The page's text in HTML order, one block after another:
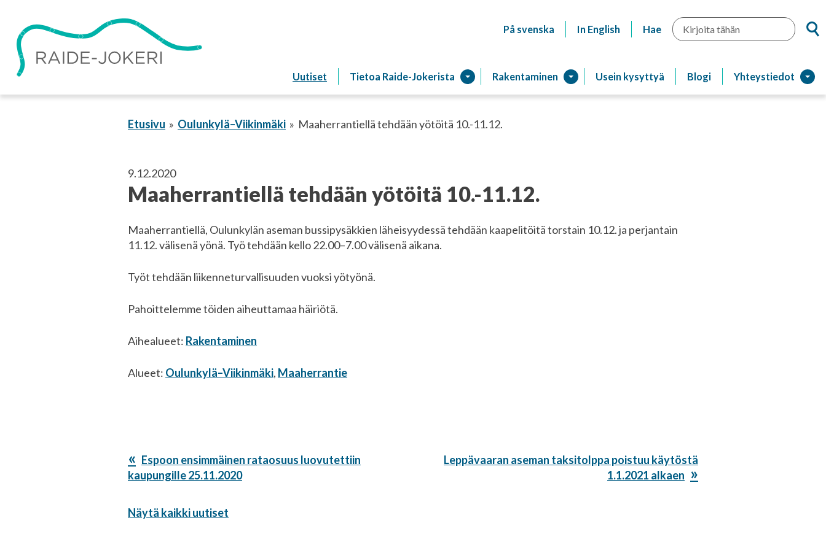
sisältöön
På svenska In English Hae Hae
Uutiset Tietoa Raide-Jokerista Raitiotien
Rakentaminen Usein kysyttyä Blogi Yhteystiedot
Etusivu Oulunkylä–Viikinmäki Maaherrantiellä tehdään yötöitä 10.-11.12.
9.12.2020
Maaherrantiellä tehdään yötöitä 10.-11.12.
Maaherrantiellä, Oulunkylän aseman bussipysäkkien läheisyydessä tehdään kaapelitöitä torstain 10.12. ja perjantain
11.12. välisenä yönä. Työ tehdään kello 22.00–7.00 välisenä aikana.
Työt tehdään liikenneturvallisuuden vuoksi yötyönä.
Pahoittelemme töiden aiheuttamaa häiriötä.
Aihealueet: Rakentaminen
Alueet: Oulunkylä–Viikinmäki, Maaherrantie
Edellinen
artikkeli:
Espoon ensimmäinen rataosuus luovutettiin
kaupungille 25.11.2020
Seuraava
Leppävaaran aseman taksitolppa poistuu käytöstä
1.1.2021 alkaen
Näytä kaikki uutiset